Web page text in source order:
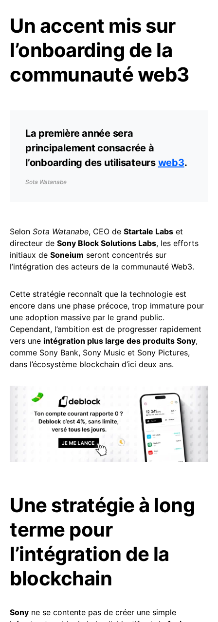
Un accent mis sur
l’onboarding de la
communauté web3
La première année sera
principalement consacrée à
l’onboarding des utilisateurs web3.
Sota Watanabe
Selon Sota Watanabe, CEO de Startale Labs et
directeur de Sony Block Solutions Labs, les efforts
initiaux de Soneium seront concentrés sur
l’intégration des acteurs de la communauté Web3.
Cette stratégie reconnaît que la technologie est
encore dans une phase précoce, trop immature pour
une adoption massive par le grand public.
Cependant, l’ambition est de progresser rapidement
vers une intégration plus large des produits Sony,
comme Sony Bank, Sony Music et Sony Pictures,
dans l’écosystème blockchain d’ici deux ans.
Une stratégie à long
terme pour
l’intégration de la
blockchain
Sony ne se contente pas de créer une simple